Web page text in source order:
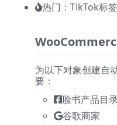
热门：TikTok标签
为以下对象创建自
要：​
脸书产品目
谷歌商家